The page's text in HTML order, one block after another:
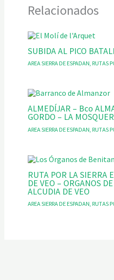
Relacionados
SUBIDA AL PICO
AREA SIERRA DE ESPADAN, RUTAS
ALMEDÍJAR – Bco
GORDO – LA
AREA SIERRA DE ESPADAN RUTAS
RUTA POR LA SIERRA
DE VEO – ORGANOS
ALCUDIA DE VEO
AREA SIERRA DE ESPADAN RUTAS